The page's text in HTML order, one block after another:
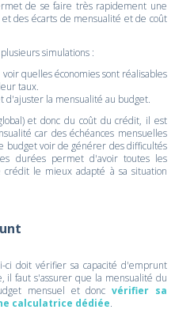
de se faire très rapidement une
des écarts de mensualité et de coût
simulations :
quelles économies sont réalisables
taux.
la mensualité au budget.
et donc du coût du crédit, il est
car des échéances mensuelles
voir de générer des difficultés
durées permet d'avoir toutes les
crédit le mieux adapté à sa situation
doit vérifier sa capacité d'emprunt
il faut s'assurer que la mensualité du
mensuel et doncvérifier sa
calculatrice dédiée.